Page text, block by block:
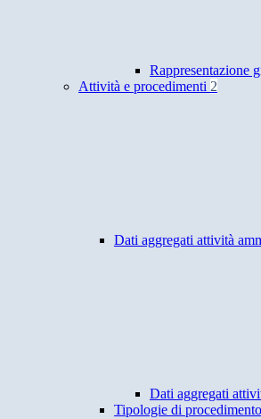
Rappresentazione
Attività e procedimenti 2
Dati aggregati attività
Dati aggregati
Tipologie di procedimento